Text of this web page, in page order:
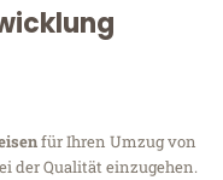
für Ihren Umzug von
der Qualität einzugehen.